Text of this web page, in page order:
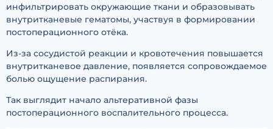
инфильтрировать окружающие ткани и образовывать
внутритканевые гематомы, участвуя в формировании
постоперационного отёка.
Из-за сосудистой реакции и кровотечения повышается
внутритканевое давление, появляется сопровождаемое
болью ощущение распирания.
Так выглядит начало альтеративной фазы
постоперационного воспалительного процесса.